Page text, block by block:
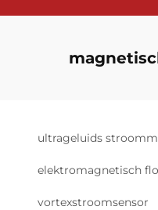
ultrageluids
elektromagnetisch
vortexstroomsensor